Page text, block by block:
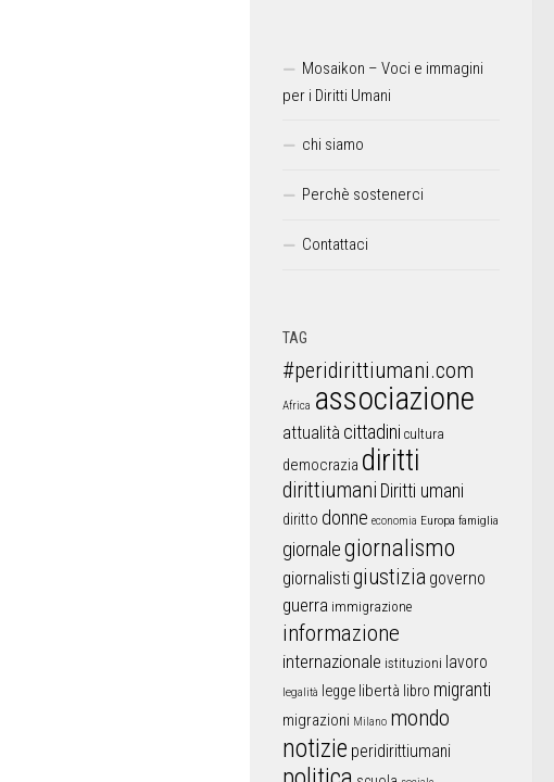
Mosaikon – Voci e immagini
per i Diritti Umani
chi siamo
Perchè sostenerci
Contattaci
TAG
#peridirittiumani.com
Africa associazione
attualità cittadini cultura
democrazia diritti
dirittiumani Diritti umani
diritto donne economia Europa famiglia
giornalegiornalismo
giornalistigiustizia governo
guerra immigrazione
informazione
internazionale istituzioni lavoro
legalità legge libertà libro migranti
migrazioni Milano mondo
notizie peridirittiumani